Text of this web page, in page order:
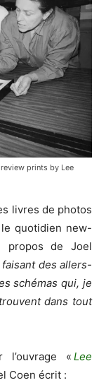
prints by Lee
livres de photos
quotidien new-
propos de Joel
des allers-
schémas qui, je
dans tout
l’ouvrage « Lee
Coen écrit :